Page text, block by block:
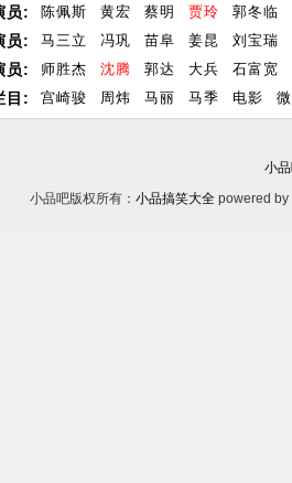
员:
员:
员:
目:
陈佩斯 黄宏 蔡明 贾玲
郭冬临
马三立
冯巩 苗阜 姜昆
刘宝瑞
师胜杰
沈腾 郭达 大兵
石富宽
宫崎骏
周炜 马丽 马季 电影
小
小品吧版权所有： 小品搞笑大全 powered by